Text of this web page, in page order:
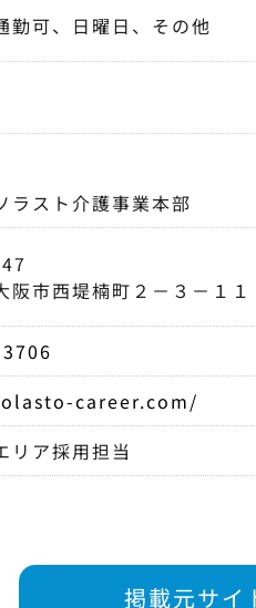
勤可、日曜日、その他
ラスト介護事業本部
阪市西堤楠町２－３－
career.com/
リア採用担当
掲載元サイ